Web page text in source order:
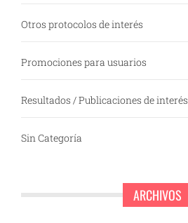
Otros protocolos de interés
Promociones para usuarios
Resultados / Publicaciones de interés
Sin Categoría
ARCHIVOS